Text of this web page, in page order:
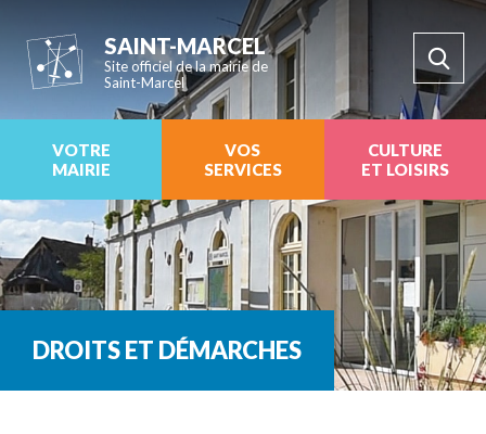
SAINT-MARCEL
Site officiel de la mairie de
Saint-Marcel
VOTRE
MAIRIE
VOS
SERVICES
CULTURE
ET LOISIRS
DROITS ET DÉMARCHES